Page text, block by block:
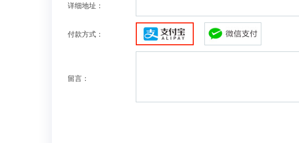
详细地址：
付款方式：
留言：